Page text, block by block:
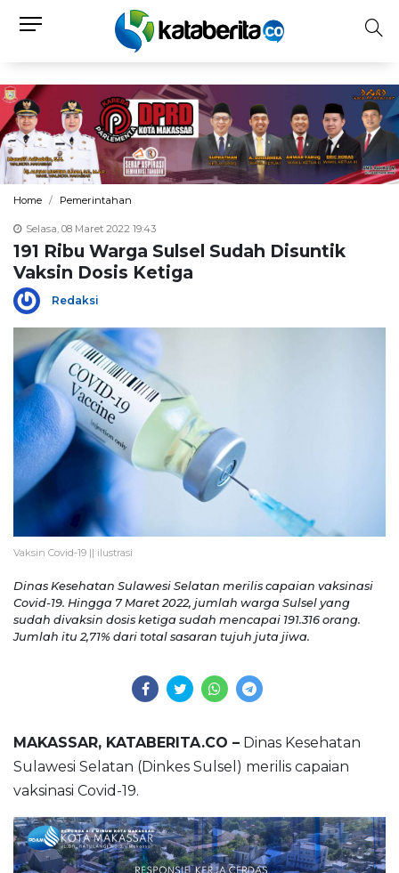
Home Pemerintahan
Selasa, 08 Maret 2022 19:43
191 Ribu Warga Sulsel Sudah Disuntik
Vaksin Dosis Ketiga
Redaksi
Vaksin Covid-19 || ilustrasi
Dinas Kesehatan Sulawesi Selatan merilis capaian vaksinasi
Covid-19. Hingga 7 Maret 2022, jumlah warga Sulsel yang
sudah divaksin dosis ketiga sudah mencapai 191.316 orang.
Jumlah itu 2,71% dari total sasaran tujuh juta jiwa.
MAKASSAR, KATABERITA.CO – Dinas Kesehatan
Sulawesi Selatan (Dinkes Sulsel) merilis capaian
vaksinasi Covid-19.